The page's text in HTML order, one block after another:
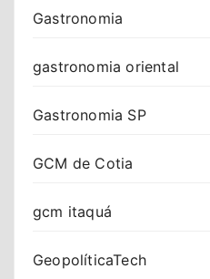
Gastronomia
gastronomia oriental
Gastronomia SP
GCM de Cotia
gcm itaquá
GeopolíticaTech